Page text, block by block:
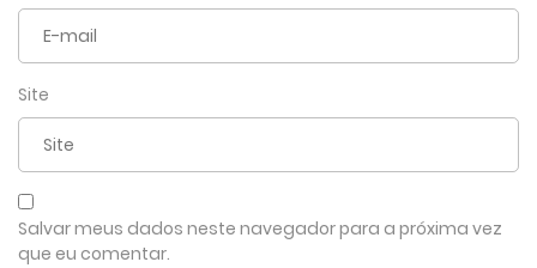
Site
Salvar meus dados neste navegador para a próxima vez
que eu comentar.